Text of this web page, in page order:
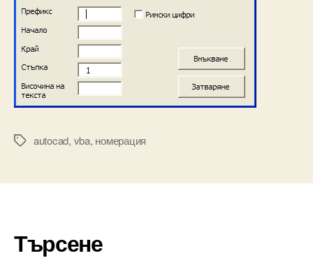
Tagsautocad, vba, номерация
Търсене